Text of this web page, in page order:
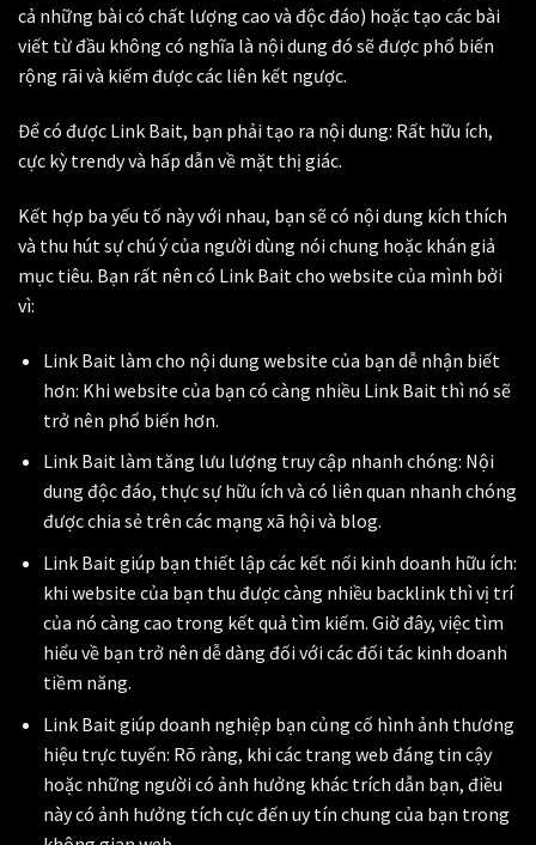
cả những bài có chất lượng cao và độc đáo) hoặc tạo các bài
viết từ đầu không có nghĩa là nội dung đó sẽ được phổ biến
rộng rãi và kiếm được các liên kết ngược.
Để có được Link Bait, bạn phải tạo ra nội dung: Rất hữu ích,
cực kỳ trendy và hấp dẫn về mặt thị giác.
Kết hợp ba yếu tố này với nhau, bạn sẽ có nội dung kích thích
và thu hút sự chú ý của người dùng nói chung hoặc khán giả
mục tiêu. Bạn rất nên có Link Bait cho website của mình bởi
vì:
Link Bait làm cho nội dung website của bạn dễ nhận biết
hơn: Khi website của bạn có càng nhiều Link Bait thì nó sẽ
trở nên phổ biến hơn.
Link Bait làm tăng lưu lượng truy cập nhanh chóng: Nội
dung độc đáo, thực sự hữu ích và có liên quan nhanh chóng
được chia sẻ trên các mạng xã hội và blog.
Link Bait giúp bạn thiết lập các kết nối kinh doanh hữu ích:
khi website của bạn thu được càng nhiều backlink thì vị trí
của nó càng cao trong kết quả tìm kiếm. Giờ đây, việc tìm
hiểu về bạn trở nên dễ dàng đối với các đối tác kinh doanh
tiềm năng.
Link Bait giúp doanh nghiệp bạn củng cố hình ảnh thương
hiệu trực tuyến: Rõ ràng, khi các trang web đáng tin cậy
hoặc những người có ảnh hưởng khác trích dẫn bạn, điều
này có ảnh hưởng tích cực đến uy tín chung của bạn trong